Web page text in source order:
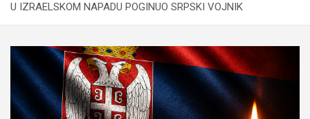
U IZRAELSKOM NAPADU POGINUO SRPSKI VOJNIK